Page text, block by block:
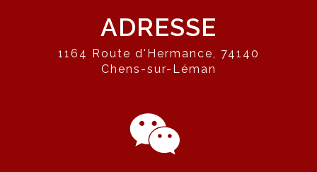
ADRESSE
1164 Route d'Hermance, 74140
Chens-sur-Léman